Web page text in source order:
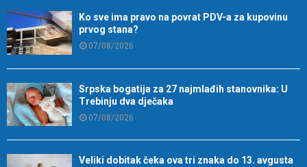
Ko sve ima pravo na povrat PDV-a za kupovinu
prvog stana?
07/08/2026
Srpska bogatija za 27 najmlađih stanovnika: U
Trebinju dva dječaka
07/08/2026
Veliki dobitak čeka ova tri znaka do 13. avgusta